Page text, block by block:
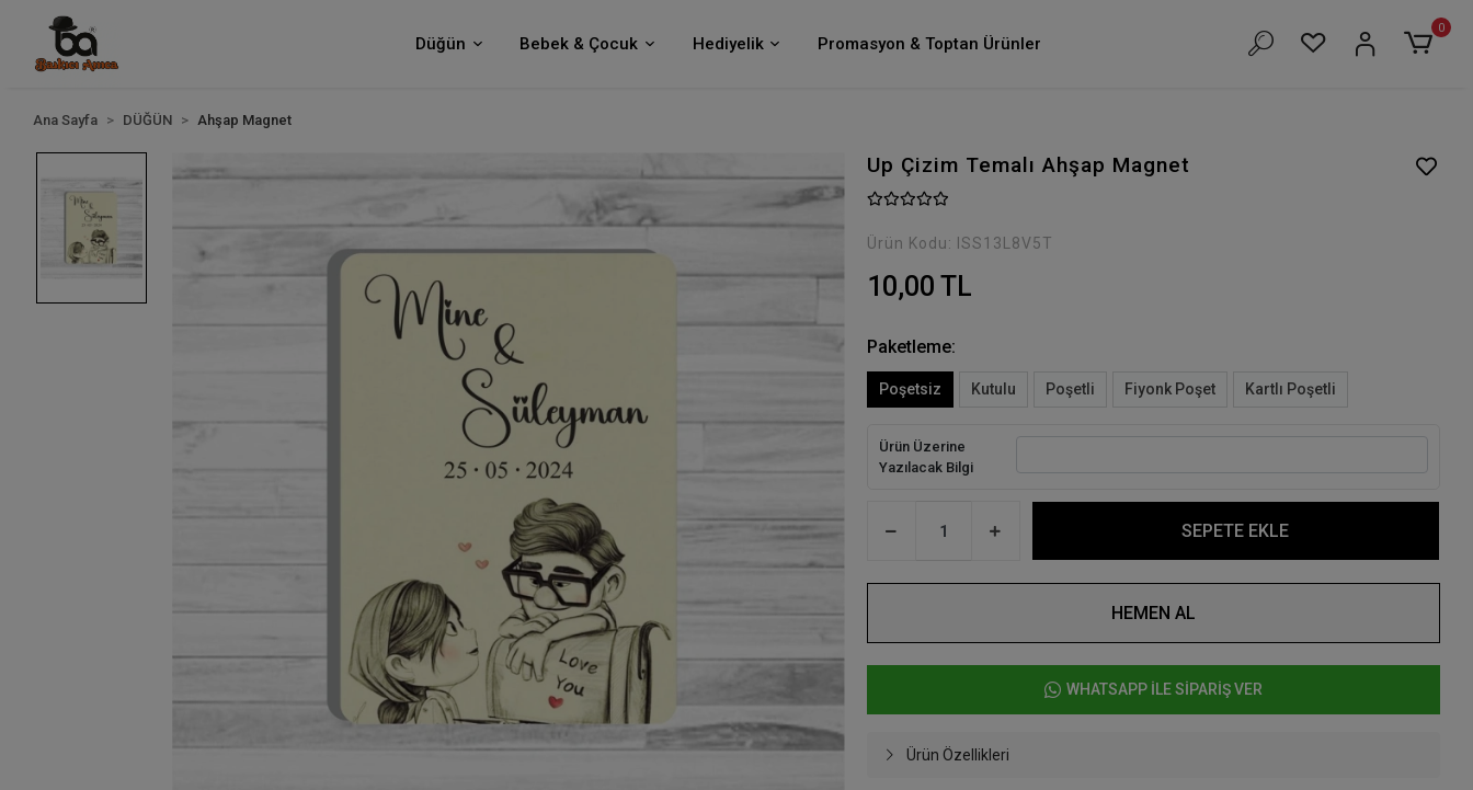
Düğün Bebek & Çocuk Hediyelik Promasyon & Toptan Ürünler
0
Ana Sayfa DÜĞÜN Ahşap Magnet
Up Çizim Temalı Ahşap Magnet
Ürün Kodu: ISS13L8V5T
10,00 TL
Paketleme:
Poşetsiz Kutulu Poşetli Fiyonk Poşet Kartlı Poşetli
Ürün Üzerine
Yazılacak Bilgi
SEPETE EKLE
HEMEN AL
WHATSAPP İLE SİPARİŞ VER
Ürün Özellikleri